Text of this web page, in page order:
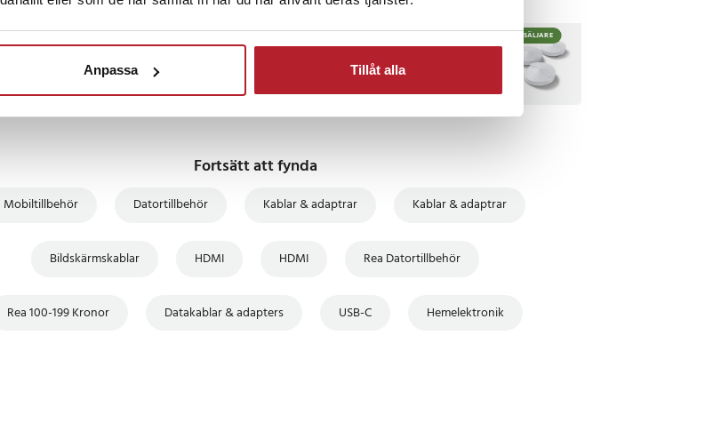
Anpassa Tillåt alla
BÄSTSÄLJARE
Fortsätt att fynda
Mobiltillbehör Datortillbehör Kablar & adaptrar Kablar & adaptrar
Bildskärmskablar HDMI HDMI Rea Datortillbehör
Rea 100-199 Kronor Datakablar & adapters USB-C Hemelektronik